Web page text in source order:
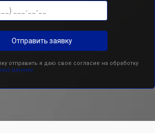
Отправить заявку
отправить я даю свое согласие на обработку
данных.